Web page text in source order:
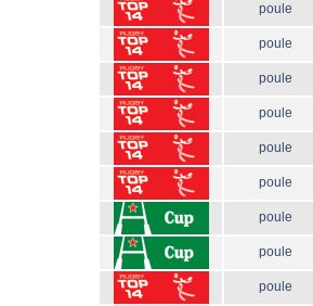
poule
poule
poule
poule
poule
poule
poule
poule
poule